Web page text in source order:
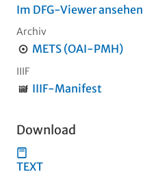
Im DFG-Viewer ansehen
Archiv
METS (OAI-PMH)
IIIF
IIIF-Manifest
Download
TEXT